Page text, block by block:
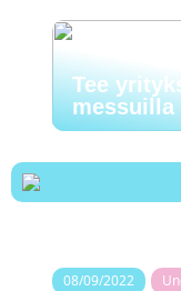
Tee
messuilla
08/09/2022